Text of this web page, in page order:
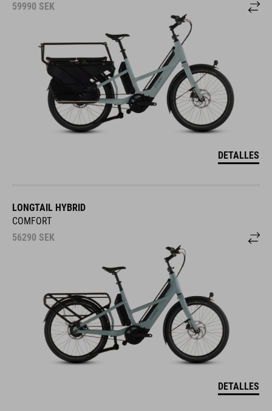
59990 SEK
DETALLES
LONGTAIL HYBRID
COMFORT
56290 SEK
DETALLES